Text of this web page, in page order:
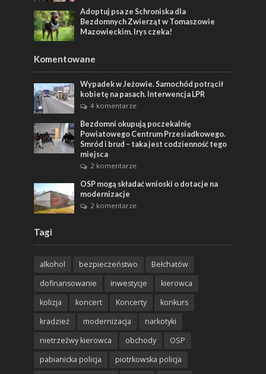
Adoptuj psa ze Schroniska dla
Bezdomnych Zwierząt w Tomaszowie
Mazowieckim. Irys czeka!
Komentowane
Wypadek w Jeżowie. Samochód potrącił
kobietę na pasach. Interwencja LPR
4 komentarze
Bezdomni okupują poczekalnię
Powiatowego Centrum Przesiadkowego.
Smród i brud – taka jest codzienność tego
miejsca
2 komentarze
OSP mogą składać wnioski o dotacje na
modernizacje
2 komentarze
Tagi
alkohol bezpieczeństwo
Bełchatów
dofinansowanie
inwestycje
kierowca
kolizja
koncert Koncerty
konkurs
kradzież
modernizacja
narkotyki
nietrzeźwy kierowca
obchody
OSP
pabianicka policja
piotrkowska policja